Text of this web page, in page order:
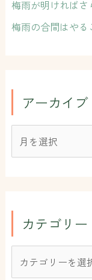
梅雨が明ければさ
梅雨の合間はや
アーカイブ
カテゴリー